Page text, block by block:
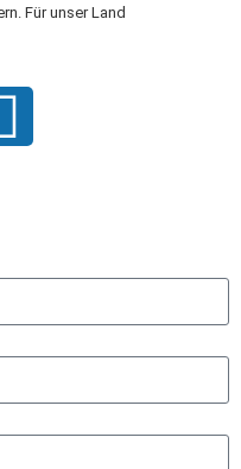
Für unser Land